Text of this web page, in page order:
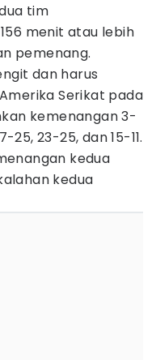
tim
menit atau lebih
pemenang.
dan harus
Serikat pada
kemenangan 3-
25, 23-25, dan 15-11.
kedua
kedua